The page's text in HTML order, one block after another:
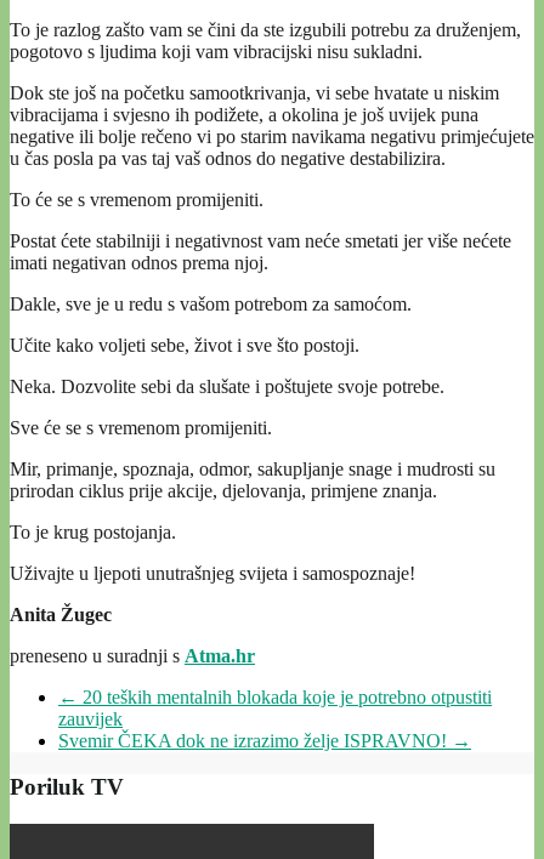
To je razlog zašto vam se čini da ste izgubili potrebu za druženjem,
pogotovo s ljudima koji vam vibracijski nisu sukladni.
Dok ste još na početku samootkrivanja, vi sebe hvatate u niskim
vibracijama i svjesno ih podižete, a okolina je još uvijek puna
negative ili bolje rečeno vi po starim navikama negativu primjećujete
u čas posla pa vas taj vaš odnos do negative destabilizira.
To će se s vremenom promijeniti.
Postat ćete stabilniji i negativnost vam neće smetati jer više nećete
imati negativan odnos prema njoj.
Dakle, sve je u redu s vašom potrebom za samoćom.
Učite kako voljeti sebe, život i sve što postoji.
Neka. Dozvolite sebi da slušate i poštujete svoje potrebe.
Sve će se s vremenom promijeniti.
Mir, primanje, spoznaja, odmor, sakupljanje snage i mudrosti su
prirodan ciklus prije akcije, djelovanja, primjene znanja.
To je krug postojanja.
Uživajte u ljepoti unutrašnjeg svijeta i samospoznaje!
Anita Žugec
preneseno u suradnji s Atma.hr
← 20 teških mentalnih blokada koje je potrebno otpustiti
zauvijek
Svemir ČEKA dok ne izrazimo želje ISPRAVNO! →
Poriluk TV